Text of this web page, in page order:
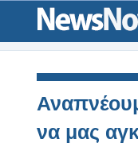
να μας